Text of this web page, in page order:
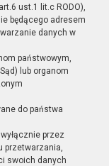
ust.1 lit.c RODO),
będącego adresem
danych w
państwowym,
lub organom
do państwa
przez
przetwarzania,
swoich danych